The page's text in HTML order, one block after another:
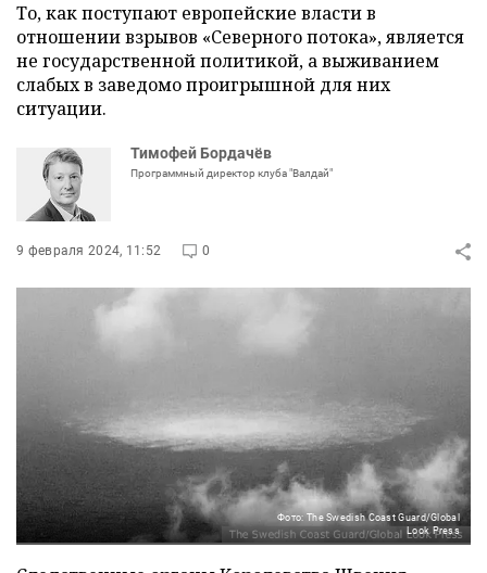
То, как поступают европейские власти в
отношении взрывов «Северного потока», является
не государственной политикой, а выживанием
слабых в заведомо проигрышной для них
ситуации.
Тимофей Бордачёв
Программный директор клуба "Валдай"
9 февраля 2024, 11:52 0
Фото: The Swedish Coast Guard/Global
Look Press